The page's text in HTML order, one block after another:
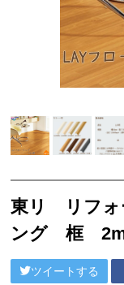
東リ ピタフィー
東リ LAYフロ
塩ビシート
ベルビアン
クッションフロア
襖引き手
ソフト巾木
東リ リフォ
ング 框
ツイートする